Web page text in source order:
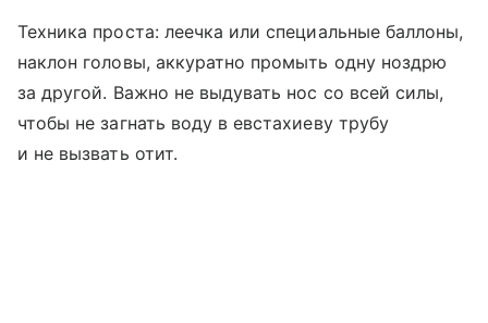
Техника проста: леечка или специальные баллоны,
наклон головы, аккуратно промыть одну ноздрю
за другой. Важно не выдувать нос со всей силы,
чтобы не загнать воду в евстахиеву трубу
и не вызвать отит.